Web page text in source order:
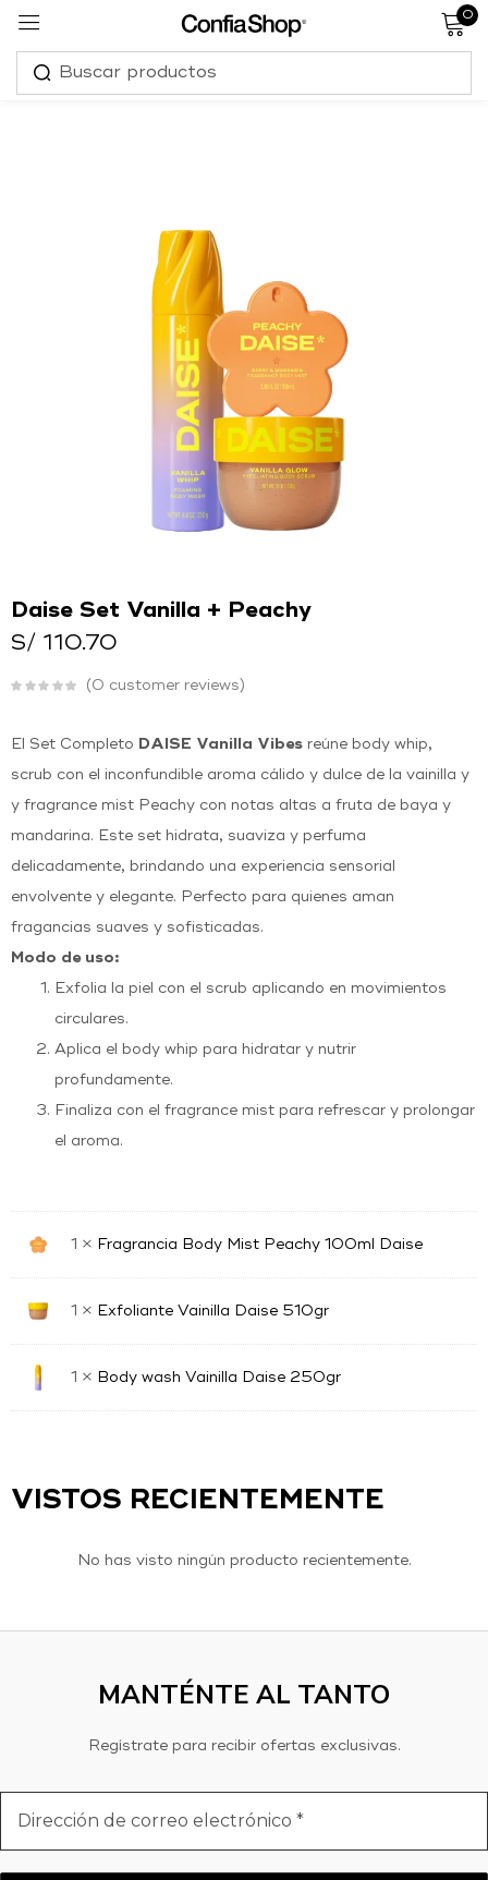
0
Daise Set Vanilla + Peachy
S/ 110.70
0 customer reviews
El Set Completo DAISE Vanilla Vibes reúne body whip,
scrub con el inconfundible aroma cálido y dulce de la vainilla y
y fragrance mist Peachy con notas altas a fruta de baya y
mandarina. Este set hidrata, suaviza y perfuma
delicadamente, brindando una experiencia sensorial
envolvente y elegante. Perfecto para quienes aman
fragancias suaves y sofisticadas.
Modo de uso:
Exfolia la piel con el scrub aplicando en movimientos
circulares.
Aplica el body whip para hidratar y nutrir
profundamente.
Finaliza con el fragrance mist para refrescar y prolongar
el aroma.
1 × Fragrancia Body Mist Peachy 100ml Daise
1 × Exfoliante Vainilla Daise 510gr
1 × Body wash Vainilla Daise 250gr
VISTOS RECIENTEMENTE
No has visto ningún producto recientemente.
MANTÉNTE AL TANTO
Regístrate para recibir ofertas exclusivas.
de
Sign in
Remember me
Log in
Create an account
Continuar conGoogle